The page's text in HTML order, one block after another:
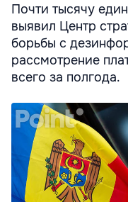
Почти тысячу
выявил Центр
борьбы с
рассмотрение
всего за полгода.